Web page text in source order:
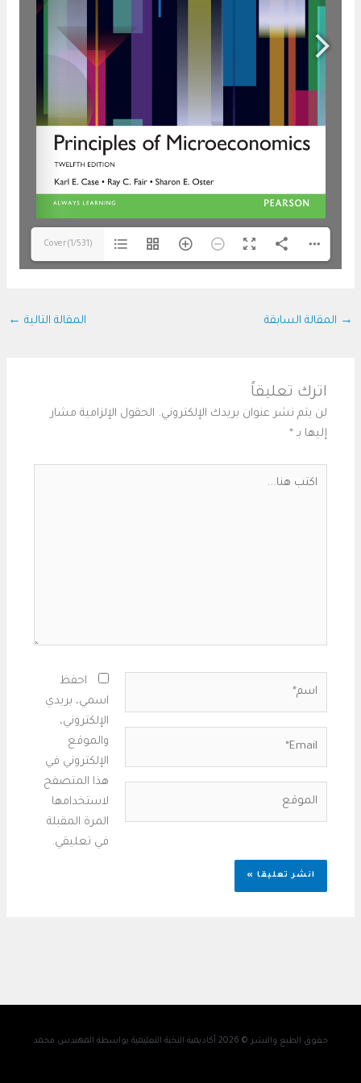
Cover(1/531)
→ المقالة السابقة المقالة التالية ←
اترك تعليقاً
لن يتم نشر عنوان بريدك الإلكتروني. الحقول الإلزامية مشار
إليها بـ *
احفظ
اسمي، بريدي
الإلكتروني،
والموقع
الإلكتروني في
هذا المتصفح
لاستخدامها
المرة المقبلة
في تعليقي.
حقوق الطبع والنشر © 2026 أكاديمية النخبة التعليمية بواسطة المهندس محمد